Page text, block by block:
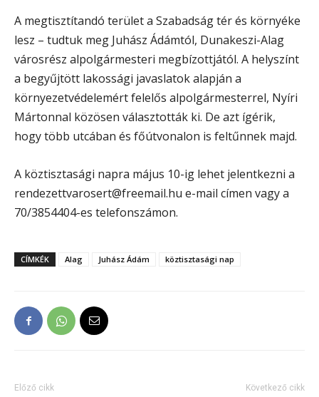
A megtisztítandó terület a Szabadság tér és környéke
lesz – tudtuk meg Juhász Ádámtól, Dunakeszi-Alag
városrész alpolgármesteri megbízottjától. A helyszínt
a begyűjtött lakossági javaslatok alapján a
környezetvédelemért felelős alpolgármesterrel, Nyíri
Mártonnal közösen választották ki. De azt ígérik,
hogy több utcában és főútvonalon is feltűnnek majd.
A köztisztasági napra május 10-ig lehet jelentkezni a
rendezettvarosert@freemail.hu e-mail címen vagy a
70/3854404-es telefonszámon.
CÍMKÉK Alag Juhász Ádám köztisztasági nap
Előző cikk Következő cikk